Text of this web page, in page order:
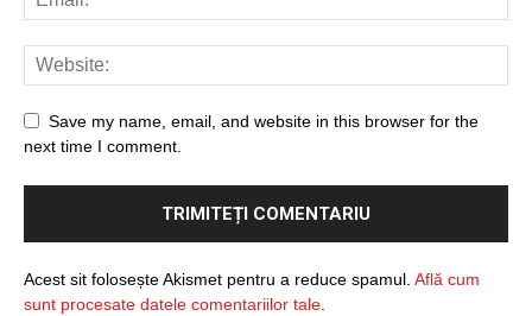
Save my name, email, and website in this browser for the
next time I comment.
Acest sit folosește Akismet pentru a reduce spamul. Află cum
sunt procesate datele comentariilor tale.